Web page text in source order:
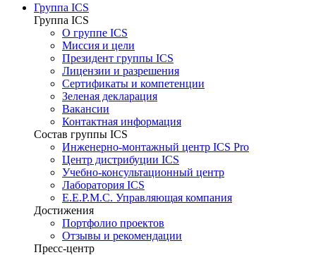
Группа ICS
Группа ICS
О группе ICS
Миссия и цели
Президент группы ICS
Лицензии и разрешения
Сертификаты и компетенции
Зеленая декларация
Вакансии
Контактная информация
Состав группы ICS
Инженерно-монтажный центр ICS Pro
Центр дистрибуции ICS
Учебно-консультационный центр
Лаборатория ICS
E.E.P.M.C. Управляющая компания
Достижения
Портфолио проектов
Отзывы и рекомендации
Пресс-центр